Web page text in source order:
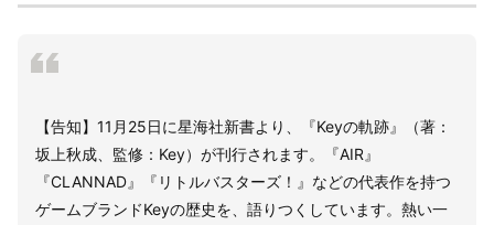
【告知】11月25日に星海社新書より、『Keyの軌跡』（著：
坂上秋成、監修：Key）が刊行されます。『AIR』
『CLANNAD』『リトルバスターズ！』などの代表作を持つ
ゲームブランドKeyの歴史を、語りつくしています。熱い一